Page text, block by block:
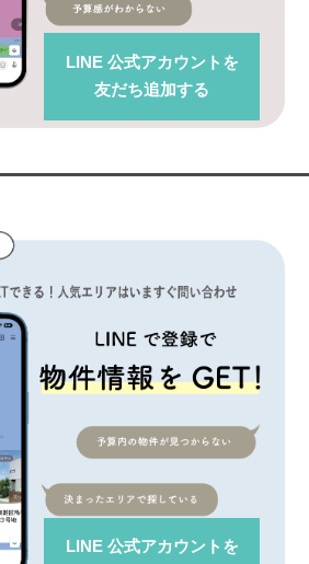
LINE 公式アカウント を
友だち追加する
LINE 公式アカウント を